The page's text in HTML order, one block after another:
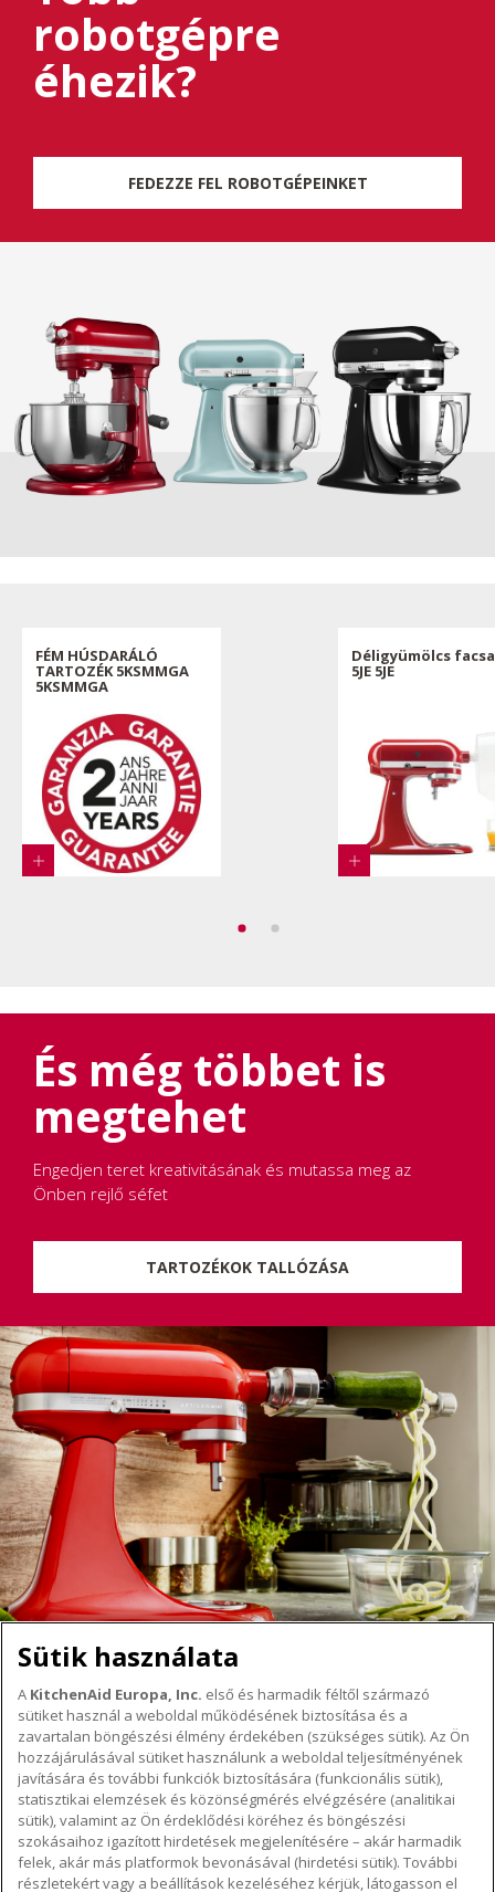
robotgépre
éhezik?
FEDEZZE FEL ROBOTGÉPEINKET
FÉM HÚSDARÁLÓ
TARTOZÉK 5KSMMGA
5KSMMGA
Déligyümölcs
5JE 5JE
És még többet is
megtehet
Engedjen teret kreativitásának és mutassa meg az
Önben rejlő séfet
TARTOZÉKOK TALLÓZÁSA
A KITCHENAID MÁRKÁRÓL
A márka lényege
A márka története
ODR
TÁMOGATÁS
Hol lehet megvenni
Garancia és dokumentumok
Ügyfélszolgálat
KÖVESSEN BENNÜNKET
Sütik használata
A KitchenAid Europa, Inc. első és harmadik féltől származó
sütiket használ a weboldal működésének biztosítása és a
zavartalan böngészési élmény érdekében (szükséges sütik). Az Ön
hozzájárulásával sütiket használunk a weboldal teljesítményének
javítására és további funkciók biztosítására (funkcionális sütik),
statisztikai elemzések és közönségmérés elvégzésére (analitikai
sütik), valamint az Ön érdeklődési köréhez és böngészési
szokásaihoz igazított hirdetések megjelenítésére – akár harmadik
felek, akár más platformok bevonásával (hirdetési sütik). További
részletekért vagy a beállítások kezeléséhez kérjük, látogasson el